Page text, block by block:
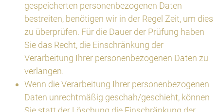
gespeicherten personenbezogenen Daten
bestreiten, benötigen wir in der Regel Zeit, um dies
zu überprüfen. Für die Dauer der Prüfung haben
Sie das Recht, die Einschränkung der
Verarbeitung Ihrer personenbezogenen Daten zu
verlangen.
Wenn die Verarbeitung Ihrer personenbezogenen
Daten unrechtmäßig geschah/geschieht, können